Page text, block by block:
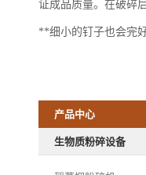
证成品质量。在破碎
**细小的钉子也会完
产品中心
生物质粉碎设备